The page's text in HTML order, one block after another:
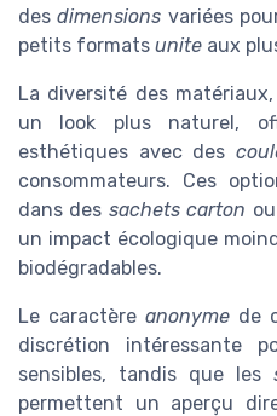
desdimensions variées
petits formats unite aux
La diversité des
un look plus naturel,
esthétiques avec des
consommateurs. Ces
dans des sachets carton
un impact écologique
biodégradables.
Le caractère anonyme de
discrétion intéressante
sensibles, tandis que les
permettent un aperçu